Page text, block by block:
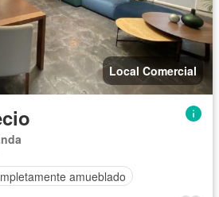
Local Comercial
amueblado